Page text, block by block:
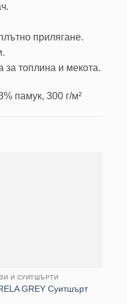
прилягане.
топлина и мекота.
памук, 300 г/м²
И СУИТШЪРТИ
GREY Суитшърт